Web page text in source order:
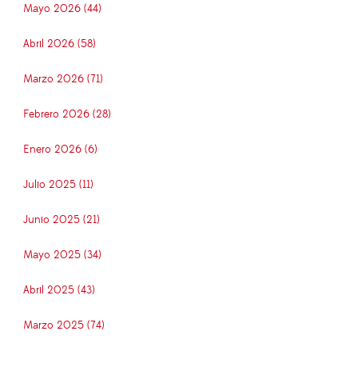
Mayo 2026 (44)
Abril 2026 (58)
Marzo 2026 (71)
Febrero 2026 (28)
Enero 2026 (6)
Julio 2025 (11)
Junio 2025 (21)
Mayo 2025 (34)
Abril 2025 (43)
Marzo 2025 (74)